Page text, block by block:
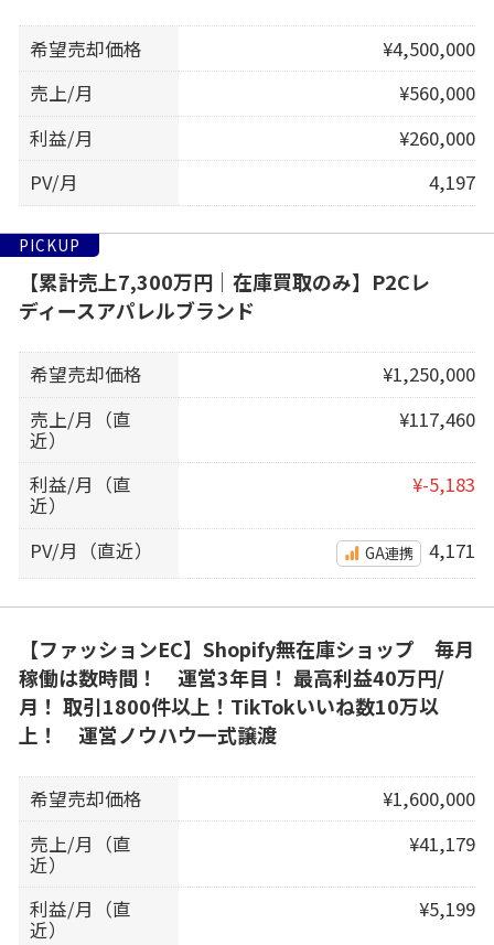
希望売却価格
¥4,500,000
売上/月
¥560,000
利益/月
¥260,000
PV/月
4,197
PICKUP
【累計売上7,300万円｜在庫買取のみ】P2Cレ
ディースアパレルブランド
希望売却価格
¥1,250,000
売上/月（直
近）
¥117,460
利益/月（直
近）
¥-5,183
PV/月（直近） GA連携 4,171
【ファッションEC】Shopify無在庫ショップ 毎月
稼働は数時間！ 運営3年目！ 最高利益40万円/
月！ 取引1800件以上！TikTokいいね数10万以
上！ 運営ノウハウ一式譲渡
希望売却価格
¥1,600,000
売上/月（直
近）
¥41,179
利益/月（直
近）
¥5,199